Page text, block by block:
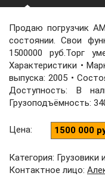
Продаю погрузчик
состоянии. Свои
1500000 руб.Торг
Характеристики •
выпуска: 2005 •
Доступность: В
Грузоподъёмность:
Цена: 1500 000
Категория: Грузовики
Контактное лицо: